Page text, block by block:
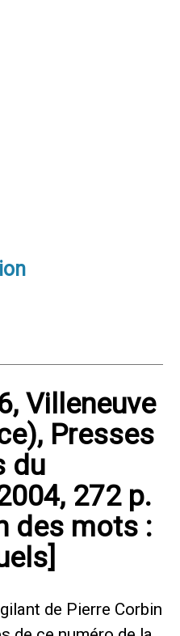
Villeneuve
Presses
du
272 p.
des mots :
de Pierre Corbin